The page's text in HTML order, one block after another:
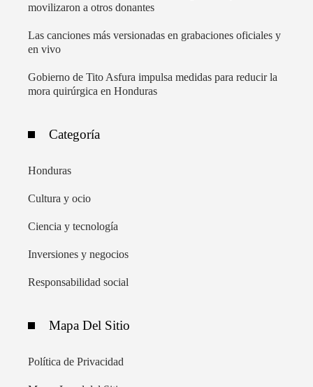
movilizaron a otros donantes
Las canciones más versionadas en grabaciones oficiales y
en vivo
Gobierno de Tito Asfura impulsa medidas para reducir la
mora quirúrgica en Honduras
Categoría
Honduras
Cultura y ocio
Ciencia y tecnología
Inversiones y negocios
Responsabilidad social
Mapa Del Sitio
Política de Privacidad